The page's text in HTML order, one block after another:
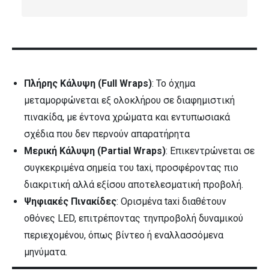
Πλήρης Κάλυψη (Full Wraps): Το όχημα
μεταμορφώνεται εξ ολοκλήρου σε διαφημιστική
πινακίδα, με έντονα χρώματα και εντυπωσιακά
σχέδια που δεν περνούν απαρατήρητα
Μερική Κάλυψη (Partial Wraps): Επικεντρώνεται σε
συγκεκριμένα σημεία του taxi, προσφέροντας πιο
διακριτική αλλά εξίσου αποτελεσματική προβολή.
Ψηφιακές Πινακίδες: Ορισμένα taxi διαθέτουν
οθόνες LED, επιτρέποντας τηνπροβολή δυναμικού
περιεχομένου, όπως βίντεο ή εναλλασσόμενα
μηνύματα.